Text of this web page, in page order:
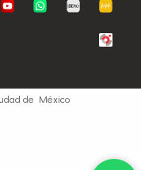
de México